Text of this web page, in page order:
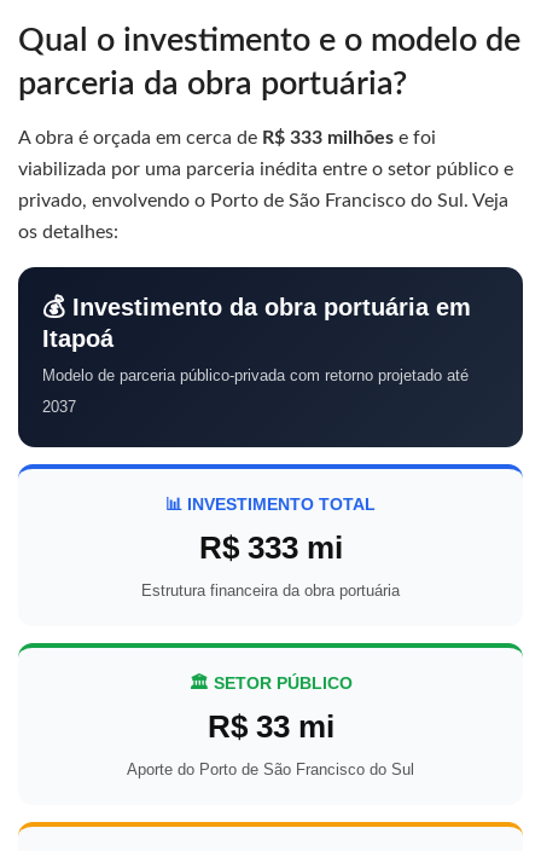
Qual o investimento e o modelo de
parceria da obra portuária?
A obra é orçada em cerca de R$ 333 milhões e foi
viabilizada por uma parceria inédita entre o setor público e
privado, envolvendo o Porto de São Francisco do Sul. Veja
os detalhes:
💰 Investimento da obra portuária em
Itapoá
Modelo de parceria público-privada com retorno projetado até
2037
📊 INVESTIMENTO TOTAL
R$ 333 mi
Estrutura financeira da obra portuária
🏛️ SETOR PÚBLICO
R$ 33 mi
Aporte do Porto de São Francisco do Sul